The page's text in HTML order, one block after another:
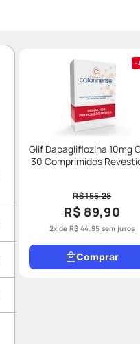
Glif Dapagliflozina 10mg
30 Comprimidos
R$ 155,28
R$ 89,90
2x de R$ 44,95 sem juros
Comprar